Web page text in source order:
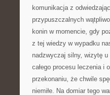
komunikacja z
przypuszczalnych
konin w momencie, gdy
z tej wiedzy w wypadku
nadzwyczaj silny, wizytę u
całego procesu leczenia i
przekonaniu, że chwile
niemiłe. Na domiar tego